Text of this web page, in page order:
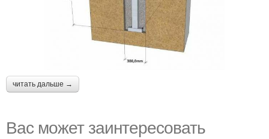
читать дальше →
Вас может заинтересовать